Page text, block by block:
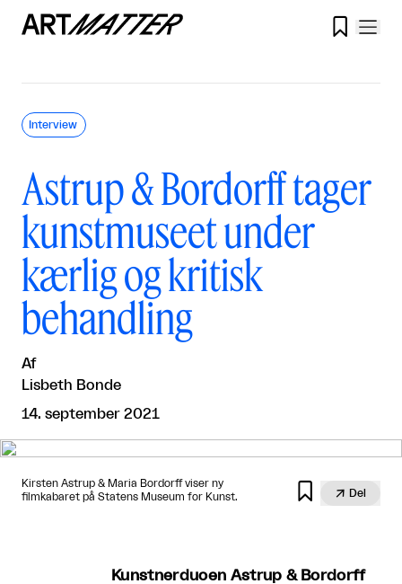

Astrup & Bordorff tager
kunstmuseet under
kærlig og kritisk
behandling
Af
Lisbeth Bonde
14. september 2021
Interview
Kirsten Astrup & Maria Bordorff viser ny
filmkabaret på Statens Museum for Kunst.
  Del
Kunstnerduoen Astrup & Bordorff